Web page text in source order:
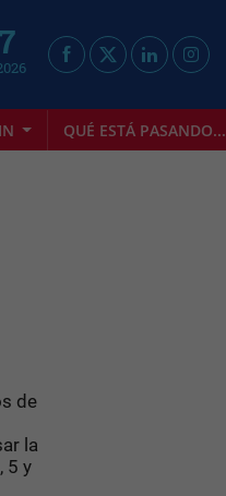
QUÉ ESTÁ PASANDO...
de
la
5 y